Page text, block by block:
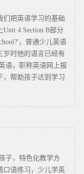
们把英语学习的基础
4 Section B部分
，普通少儿英语
岁时他的语言已经有
语，职称英语网上报
，帮助孩子达到学习
子，特色化教学方
口语练习，少儿学英